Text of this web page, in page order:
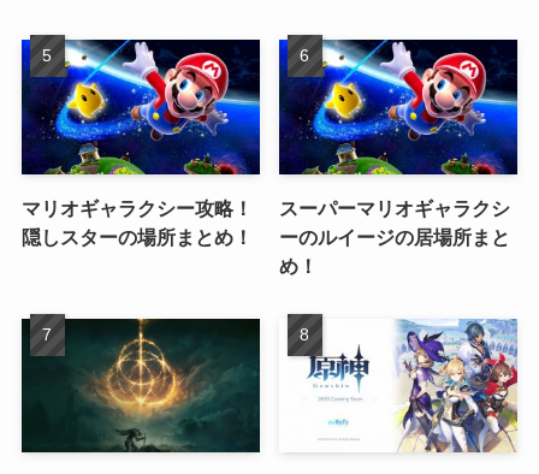
マリオギャラクシー攻略！
隠しスターの場所まとめ！
スーパーマリオギャラクシ
ーのルイージの居場所まと
め！